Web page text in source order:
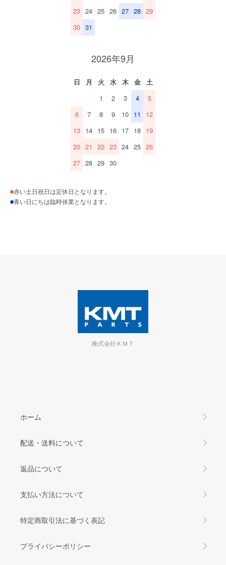
23 24 25 26 27 28 29
30 31
2026年9月
日 月 火 水 木 金
土
1
2 3 4
5
6
7 8 9 10 11
12
13 14 15 16 17 18 19
20 21 22 23 24 25 26
27 28 29 30
■赤い土日祝日は定休日となります。
■青い日にちは臨時休業となります。
株式会社ＫＭＴ
ホーム
配送・送料について
返品について
支払い方法について
特定商取引法に基づく表記
プライバシーポリシー